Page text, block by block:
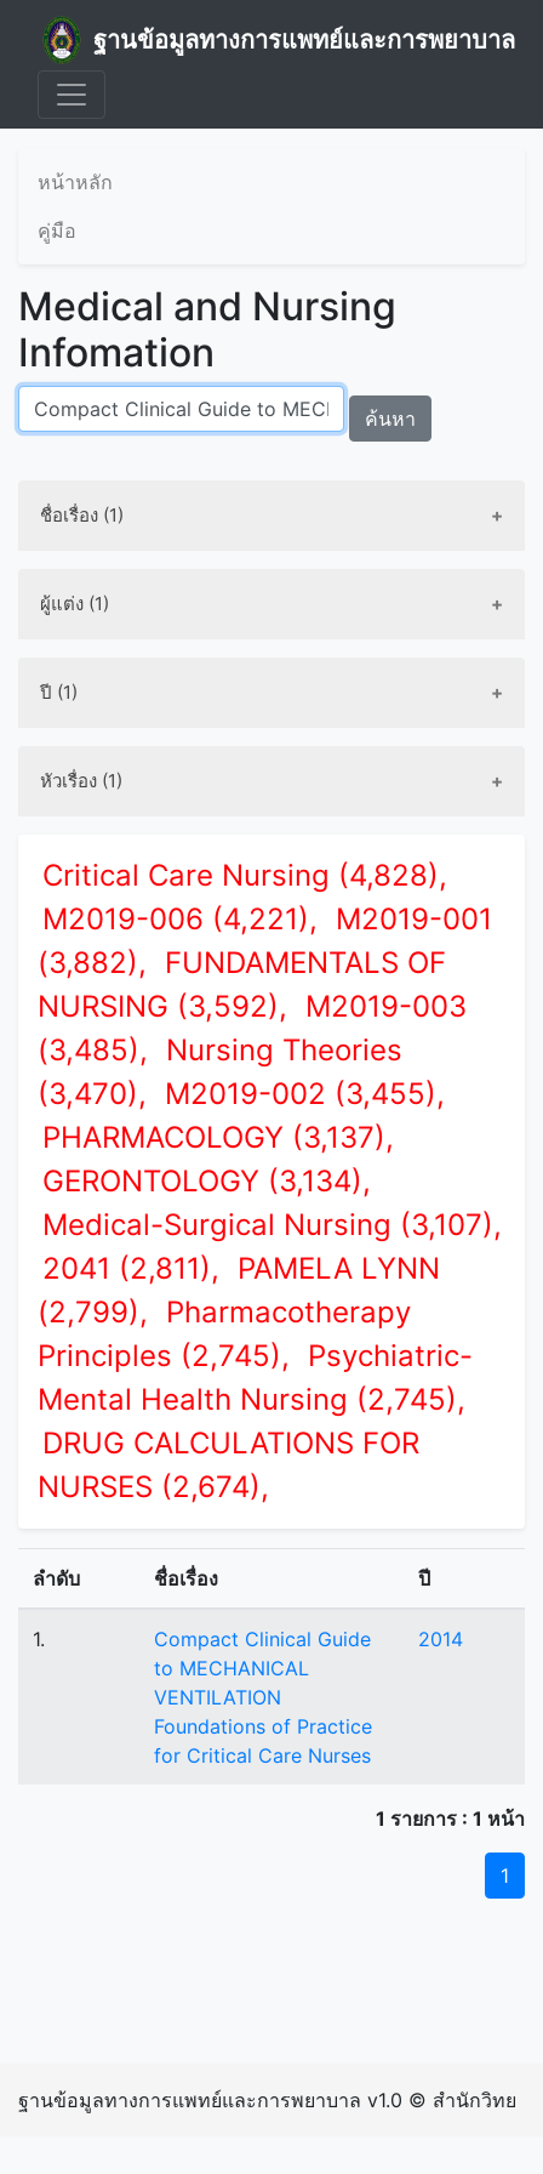
ฐานข้อมูลทางการแพทย์และการพยาบาล
หน้าหลัก
คู่มือ
Medical and Nursing
Infomation
ค้นหา
ชื่อเรื่อง (1)
ผู้แต่ง (1)
ปี (1)
หัวเรื่อง (1)
Critical Care Nursing (4,828),
M2019-006 (4,221),
M2019-001
(3,882),
FUNDAMENTALS OF
NURSING (3,592),
M2019-003
(3,485),
Nursing Theories
(3,470),
M2019-002 (3,455),
PHARMACOLOGY (3,137),
GERONTOLOGY (3,134),
Medical-Surgical Nursing (3,107),
2041 (2,811),
PAMELA LYNN
(2,799),
Pharmacotherapy
Principles (2,745),
Psychiatric-
Mental Health Nursing (2,745),
DRUG CALCULATIONS FOR
NURSES (2,674),
ลำดับ ชื่อเรื่อง ปี
1.
Compact Clinical Guide
to MECHANICAL
VENTILATION
Foundations of Practice
for Critical Care Nurses
2014
1 รายการ : 1 หน้า
1
ฐานข้อมูลทางการแพทย์และการพยาบาล v1.0 © สำนักวิทย